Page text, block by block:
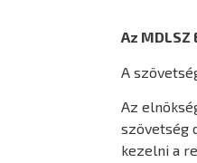
Az
A
Az
szövetség
kezelni a